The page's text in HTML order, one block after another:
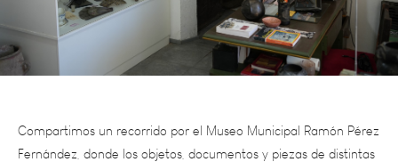
Compartimos un recorrido por el Museo Municipal Ramón Pérez
Fernández, donde los objetos, documentos y piezas de distintas